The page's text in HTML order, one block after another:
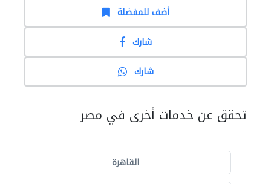
أضف للمفضلة
شارك
شارك
تحقق عن خدمات أخرى في مصر
القاهرة